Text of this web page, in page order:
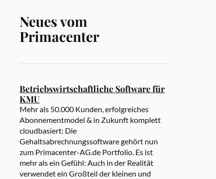
Neues vom
Primacenter
Betriebswirtschaftliche Software für
KMU
Mehr als 50.000 Kunden, erfolgreiches
Abonnementmodel & in Zukunft komplett
cloudbasiert: Die
Gehaltsabrechnungssoftware gehört nun
zum Primacenter-AG.de Portfolio. Es ist
mehr als ein Gefühl: Auch in der Realität
verwendet ein Großteil der kleinen und